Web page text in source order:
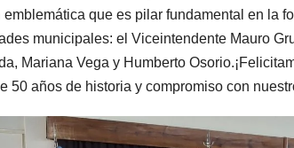
que es pilar fundamental en la
municipales: el Viceintendente Mauro
Mariana Vega y Humberto
50 años de historia y compromiso con